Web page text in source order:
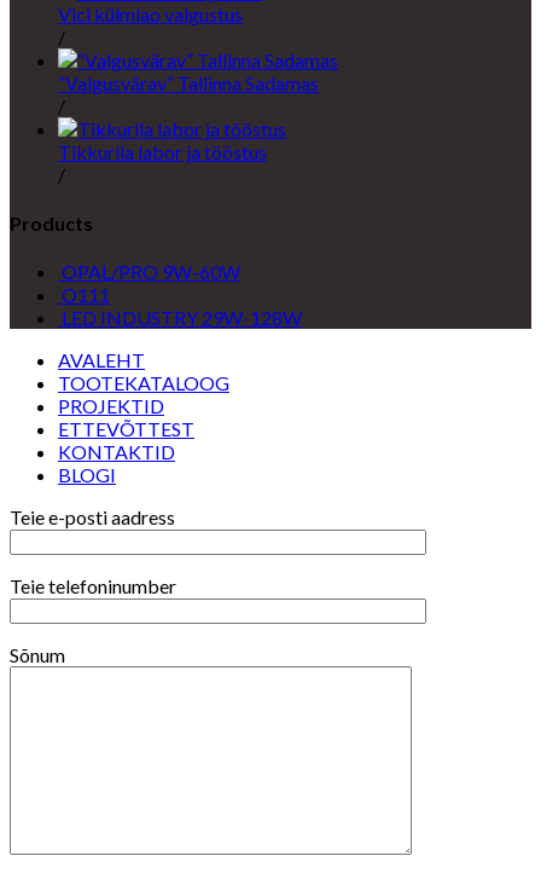
Vici külmlao valgustus
/
“Valgusvärav” Tallinna Sadamas
/
Tikkurila labor ja tööstus
/
Products
OPAL/PRO 9W-60W
O111
LED INDUSTRY 29W-128W
AVALEHT
TOOTEKATALOOG
PROJEKTID
ETTEVÕTTEST
KONTAKTID
BLOGI
Teie e-posti aadress
Teie telefoninumber
Sõnum